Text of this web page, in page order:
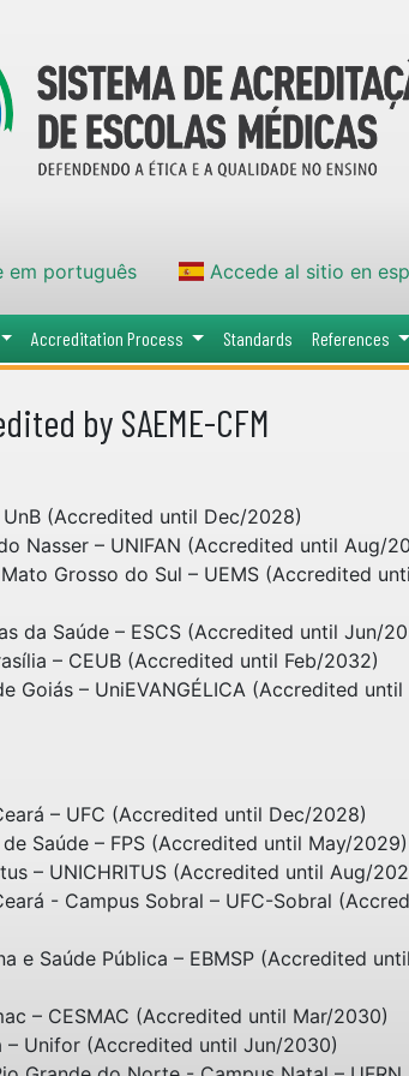
em português Accede al sitio en
Accreditation Process Standards References
by SAEME-CFM
(Accredited until Dec/2028)
Nasser – UNIFAN (Accredited until Aug/
Grosso do Sul – UEMS (Accredited
da Saúde – ESCS (Accredited until Jun/
– CEUB (Accredited until Feb/2032)
Goiás – UniEVANGÉLICA (Accredited until
– UFC (Accredited until Dec/2028)
Saúde – FPS (Accredited until May/2029)
– UNICHRITUS (Accredited until Aug/
- Campus Sobral – UFC-Sobral
e Saúde Pública – EBMSP (Accredited until
– CESMAC (Accredited until Mar/2030)
– Unifor (Accredited until Jun/2030)